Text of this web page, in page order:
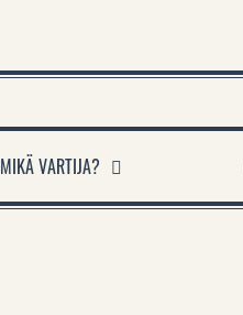
MIKÄ VARTIJA?